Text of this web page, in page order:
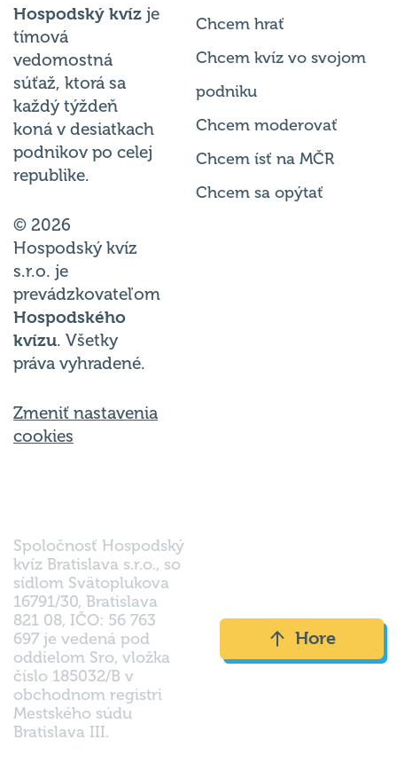
Hospodský kvíz je
tímová
vedomostná
súťaž, ktorá sa
každý týždeň
koná v desiatkach
podnikov po celej
republike.
© 2026
Hospodský kvíz
s.r.o. je
prevádzkovateľom
Hospodského
kvízu. Všetky
práva vyhradené.
Zmeniť nastavenia
cookies
Chcem hrať
Chcem kvíz vo svojom
podniku
Chcem moderovať
Chcem ísť na MČR
Chcem sa opýtať
Spoločnosť Hospodský
kvíz Bratislava s.r.o., so
sídlom Svätoplukova
16791/30, Bratislava
821 08, IČO: 56 763
697 je vedená pod
oddielom Sro, vložka
číslo 185032/B v
obchodnom registri
Mestského súdu
Bratislava III.
Hore